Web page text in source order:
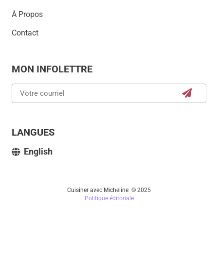
À Propos
Contact
MON INFOLETTRE
LANGUES
English
Cuisiner avec Micheline © 2025
Politique éditoriale